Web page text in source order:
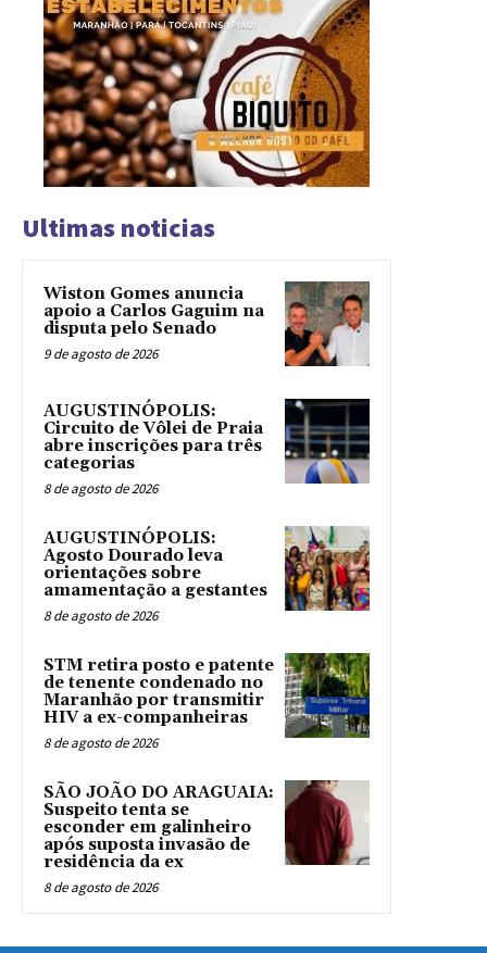
Ultimas noticias
Wiston Gomes anuncia
apoio a Carlos Gaguim na
disputa pelo Senado
9 de agosto de 2026
AUGUSTINÓPOLIS:
Circuito de Vôlei de Praia
abre inscrições para três
categorias
8 de agosto de 2026
AUGUSTINÓPOLIS:
Agosto Dourado leva
orientações sobre
amamentação a gestantes
8 de agosto de 2026
STM retira posto e patente
de tenente condenado no
Maranhão por transmitir
HIV a ex-companheiras
8 de agosto de 2026
SÃO JOÃO DO ARAGUAIA:
Suspeito tenta se
esconder em galinheiro
após suposta invasão de
residência da ex
8 de agosto de 2026